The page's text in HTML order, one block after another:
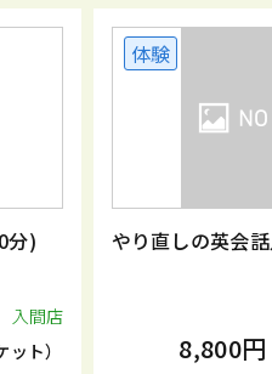
分)
入間店
ト）
体験
やり直しの英会
8,800円